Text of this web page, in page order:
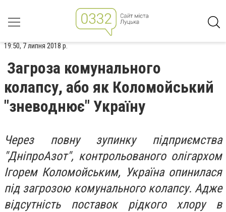
19:50, 7 липня 2018 р.
Загроза комунального
колапсу, або як Коломойський
"зневоднює" Україну
Через повну зупинку підприємства
"ДніпроАзот", контрольованого олігархом
Ігорем Коломойським, Україна опинилася
під загрозою комунального колапсу. Адже
відсутність поставок рідкого хлору в